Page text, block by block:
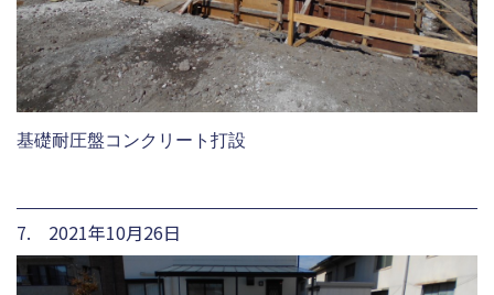
基礎耐圧盤コンクリート打設
7. 2021年10月26日